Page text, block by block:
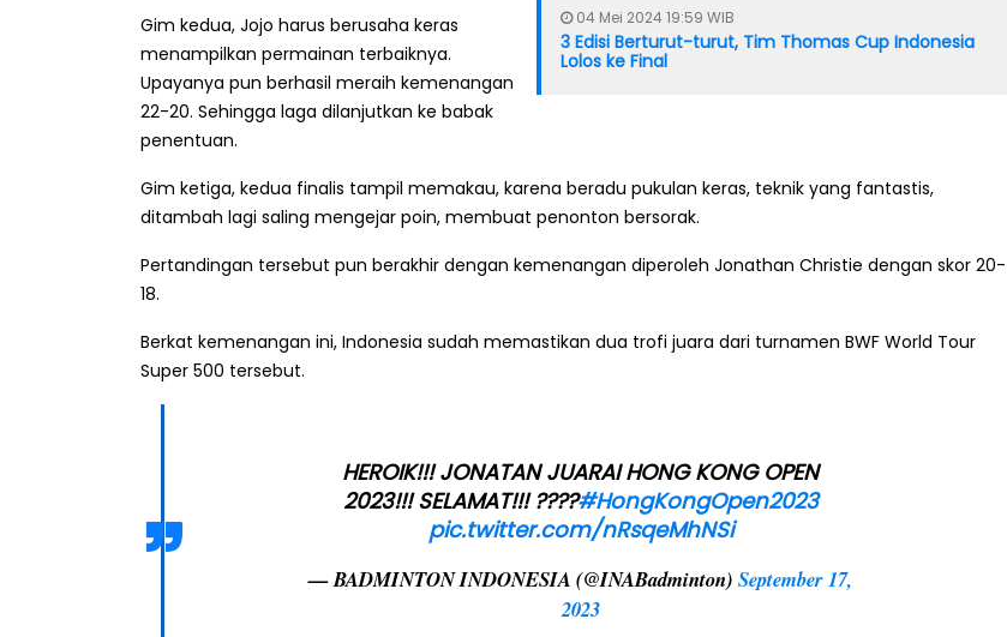
04 Mei 2024 19:59 WIB
3 Edisi Berturut-turut, Tim Thomas Cup Indonesia
Lolos ke Final
Gim kedua, Jojo harus berusaha keras
menampilkan permainan terbaiknya.
Upayanya pun berhasil meraih kemenangan
22-20. Sehingga laga dilanjutkan ke babak
penentuan.
Gim ketiga, kedua finalis tampil memakau, karena beradu pukulan keras, teknik yang fantastis,
ditambah lagi saling mengejar poin, membuat penonton bersorak.
Pertandingan tersebut pun berakhir dengan kemenangan diperoleh Jonathan Christie dengan skor 20-
18.
Berkat kemenangan ini, Indonesia sudah memastikan dua trofi juara dari turnamen BWF World Tour
Super 500 tersebut.
HEROIK!!! JONATAN JUARAI HONG KONG OPEN
2023!!! SELAMAT!!! ????#HongKongOpen2023
pic.twitter.com/nRsqeMhNSi
— BADMINTON INDONESIA (@INABadminton) September 17,
2023